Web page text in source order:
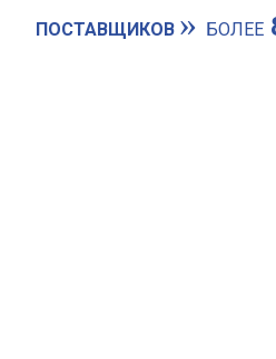
ПОСТАВЩИКОВ » БОЛЕЕ